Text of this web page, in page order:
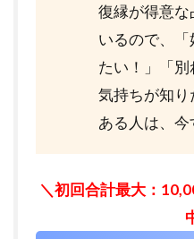
復縁が得意な
いるので、
たい！」「
気持ちが知
ある人は、今
＼初回合計最大：